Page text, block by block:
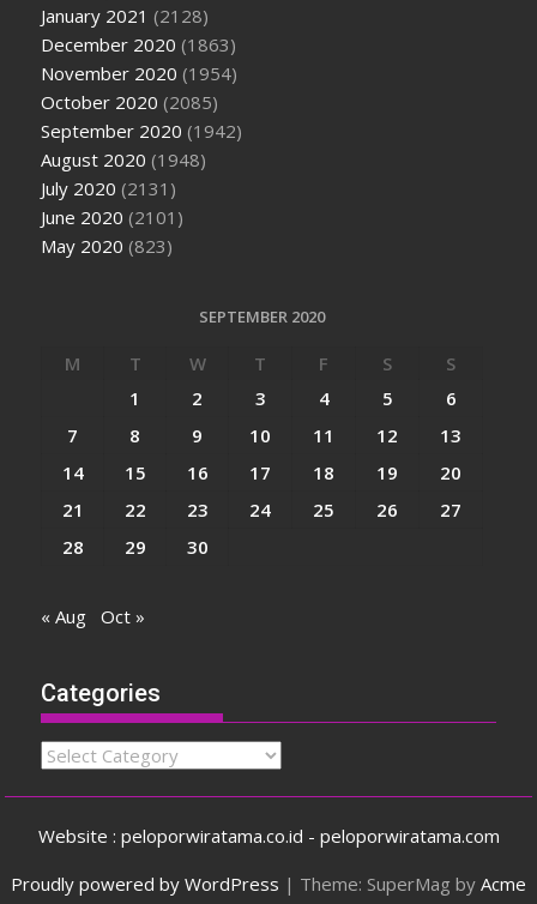
January 2021 (2128)
December 2020 (1863)
November 2020 (1954)
October 2020 (2085)
September 2020 (1942)
August 2020 (1948)
July 2020 (2131)
June 2020 (2101)
May 2020 (823)
SEPTEMBER 2020
M T W T F S
S
1
2 3 4 5
6
7
8 9 10 11 12
13
14
15 16 17 18 19
20
21
22 23 24 25 26
27
28
29 30
« Aug Oct »
Categories
Categories
Website : peloporwiratama.co.id - peloporwiratama.com
Proudly powered by WordPress | Theme: SuperMag by Acme